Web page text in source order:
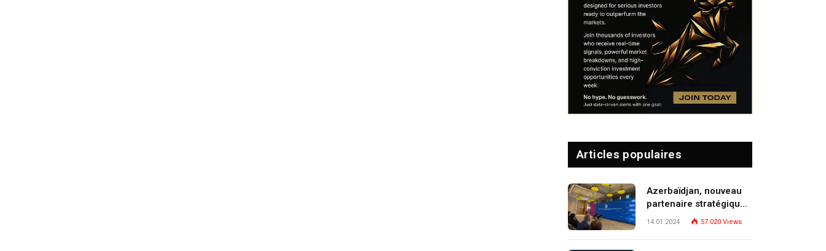
Articles populaires
Azerbaïdjan, nouveau
partenaire stratégique
de l’Union européenne
14.01.2024 57 020 Views